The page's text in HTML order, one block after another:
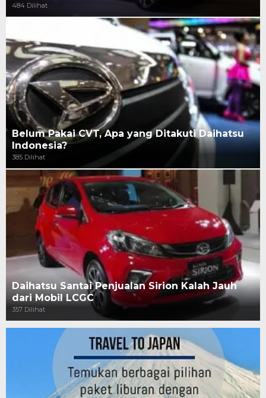
484 Dilihat
Belum Pakai CVT, Apa yang Ditakuti Daihatsu
Indonesia?
385 Dilihat
Daihatsu Santai Penjualan Sirion Kalah Jauh
dari Mobil LCGC
357 Dilihat